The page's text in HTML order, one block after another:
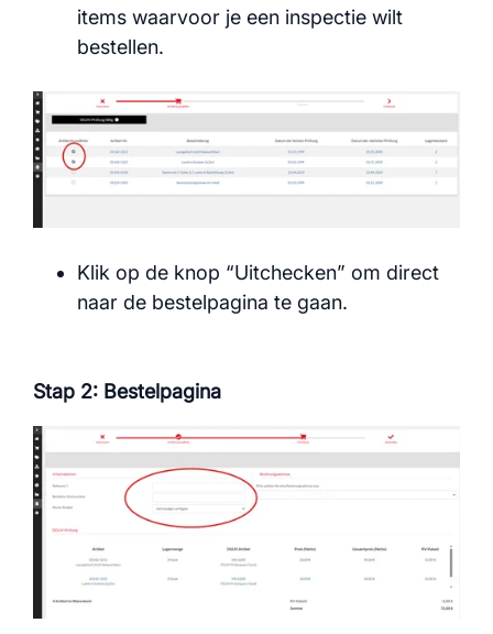
items waarvoor je een inspectie wilt
bestellen.
Klik op de knop “Uitchecken” om direct
naar de bestelpagina te gaan.
Stap 2: Bestelpagina